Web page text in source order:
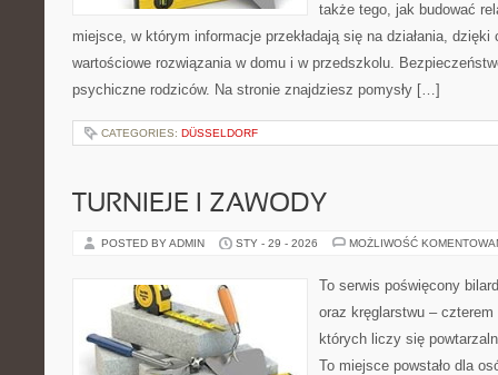
także tego, jak budować
miejsce, w którym informacje przekładają się na działania, dzięki
wartościowe rozwiązania w domu i w przedszkolu.
psychiczne rodziców. Na stronie znajdziesz pomysły […]
CATEGORIES: DÜSSELDORF
TURNIEJE I ZAWODY
POSTED BY ADMIN STY - 29 - 2026 MOŻLIWOŚĆ
To serwis poświęcony
oraz kręglarstwu –
których liczy się
To miejsce powstało dla